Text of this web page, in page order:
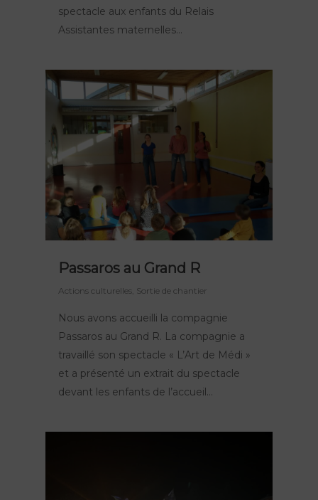
spectacle aux enfants du Relais
Assistantes maternelles…
Passaros au Grand R
Actions culturelles Sortie de chantier
Nous avons accueilli la compagnie
Passaros au Grand R. La compagnie a
travaillé son spectacle « L’Art de Médi »
et a présenté un extrait du spectacle
devant les enfants de l’accueil…